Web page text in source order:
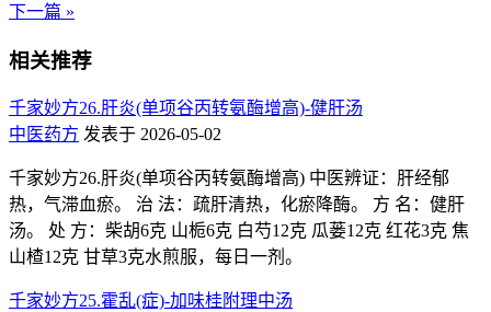
下一篇 »
相关推荐
千家妙方26.肝炎(单项谷丙转氨酶增高)-健肝汤
中医药方 发表于 2026-05-02
千家妙方26.肝炎(单项谷丙转氨酶增高) 中医辨证：肝经郁
热，气滞血瘀。 治 法：疏肝清热，化瘀降酶。 方 名：健肝
汤。 处 方：柴胡6克 山栀6克 白芍12克 瓜蒌12克 红花3克 焦
山楂12克 甘草3克水煎服，每日一剂。
千家妙方25.霍乱(症)-加味桂附理中汤